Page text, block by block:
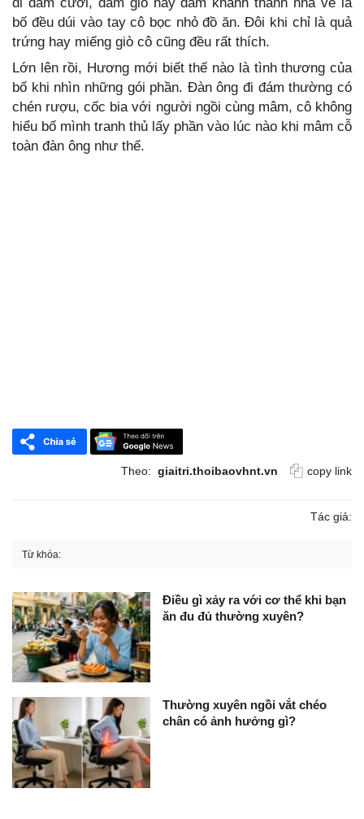
bố đều dúi vào tay cô bọc nhỏ đồ ăn. Đôi khi chỉ là quả
trứng hay miếng giò cô cũng đều rất thích.
Lớn lên rồi, Hương mới biết thế nào là tình thương của
bố khi nhìn những gói phần. Đàn ông đi đám thường có
chén rượu, cốc bia với người ngồi cùng mâm, cô không
hiểu bố mình tranh thủ lấy phần vào lúc nào khi mâm cỗ
toàn đàn ông như thế.
Theo: giaitri.thoibaovhnt.vn copy link
Tác giả:
Từ khóa:
Điều gì xảy ra với cơ thể khi bạn
ăn đu đủ thường xuyên?
Thường xuyên ngồi vắt chéo
chân có ảnh hưởng gì?